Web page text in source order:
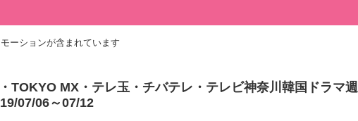
ーションが含まれています
TOKYO MX・テレ玉・チバテレ・テレビ神奈川韓国ドラマ週
07/06～07/12